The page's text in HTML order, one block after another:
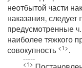
неотбытой части
наказания,
предусмотренные
наиболее тяжкого
совокупность <1>.
-----
<1>